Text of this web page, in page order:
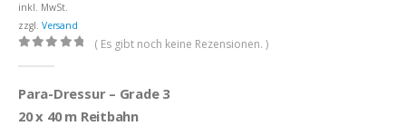
inkl. MwSt.
zzgl. Versand
( Es gibt noch keine Rezensionen. )
Para-Dressur – Grade 3
20 x 40 m Reitbahn